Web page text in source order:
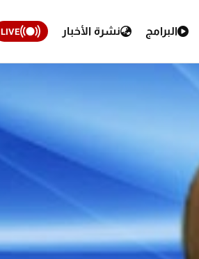
البرامج نشرة الأخبار LIVE